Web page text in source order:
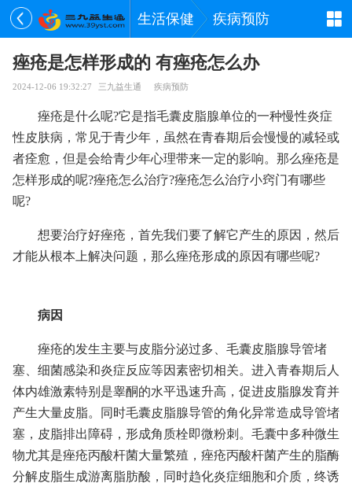
生活保健 疾病预防
痤疮是怎样形成的 有痤疮怎么办
2024-12-06 19:32:27 三九益生通 疾病预防
痤疮是什么呢?它是指毛囊皮脂腺单位的一种慢性炎症
性皮肤病，常见于青少年，虽然在青春期后会慢慢的减轻或
者痊愈，但是会给青少年心理带来一定的影响。那么痤疮是
怎样形成的呢?痤疮怎么治疗?痤疮怎么治疗小窍门有哪些
呢?
想要治疗好痤疮，首先我们要了解它产生的原因，然后
才能从根本上解决问题，那么痤疮形成的原因有哪些呢?
病因
痤疮的发生主要与皮脂分泌过多、毛囊皮脂腺导管堵
塞、细菌感染和炎症反应等因素密切相关。进入青春期后人
体内雄激素特别是睾酮的水平迅速升高，促进皮脂腺发育并
产生大量皮脂。同时毛囊皮脂腺导管的角化异常造成导管堵
塞，皮脂排出障碍，形成角质栓即微粉刺。毛囊中多种微生
物尤其是痤疮丙酸杆菌大量繁殖，痤疮丙酸杆菌产生的脂酶
分解皮脂生成游离脂肪酸，同时趋化炎症细胞和介质，终诱